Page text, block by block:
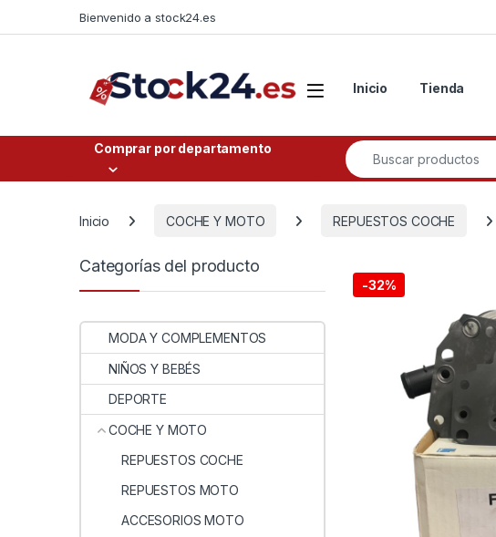
Bienvenido a stock24.es
Open Inicio Tienda
Comprar por departamento Buscar por:
Inicio COCHE Y MOTO REPUESTOS COCHE
-32%
Categorías del producto
MODA Y COMPLEMENTOS
NIÑOS Y BEBÉS
DEPORTE
COCHE Y MOTO
REPUESTOS COCHE
REPUESTOS MOTO
ACCESORIOS MOTO